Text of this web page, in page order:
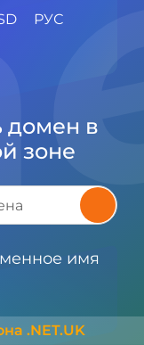
РУС
домен в
зоне
имя
.NET.UK